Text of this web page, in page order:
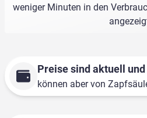
weniger Minuten in den
Preise sind aktuell und
können aber von